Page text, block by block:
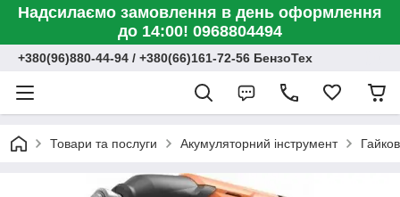
Надсилаємо замовлення в день оформлення
до 14:00! 0968804494
+380(96)880-44-94 / +380(66)161-72-56 БензоТех
Товари та послуги Акумуляторний інструмент